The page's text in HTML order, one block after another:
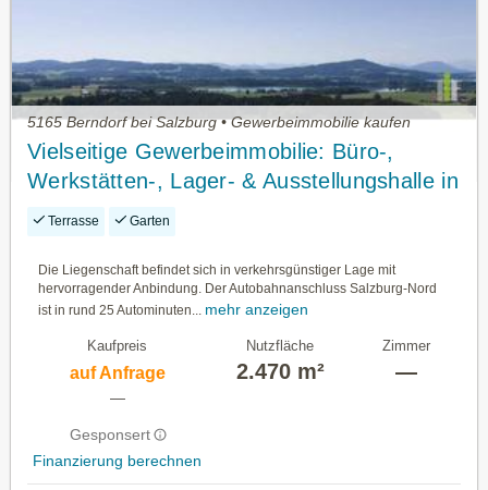
5165 Berndorf bei Salzburg • Gewerbeimmobilie kaufen
Vielseitige Gewerbeimmobilie: Büro-,
Werkstätten-, Lager- & Ausstellungshalle in
OÖ!!
Terrasse Garten
Die Liegenschaft befindet sich in verkehrsgünstiger Lage mit
hervorragender Anbindung. Der Autobahnanschluss Salzburg-Nord
ist in rund 25 Autominuten...
mehr anzeigen
Kaufpreis
auf Anfrage
—
Gesponsert
Finanzierung berechnen
Nutzfläche
2.470 m²
Zimmer
—